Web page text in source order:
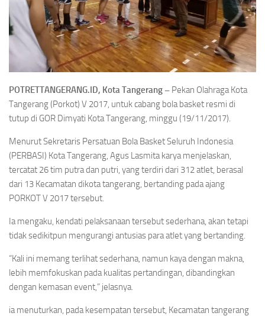
POTRETTANGERANG.ID, Kota Tangerang – Pekan Olahraga Kota
Tangerang (Porkot) V 2017, untuk cabang bola basket resmi di
tutup di GOR Dimyati Kota Tangerang, minggu (19/11/2017).
Menurut Sekretaris Persatuan Bola Basket Seluruh Indonesia
(PERBASI) Kota Tangerang, Agus Lasmita karya menjelaskan,
tercatat 26 tim putra dan putri, yang terdiri dari 312 atlet, berasal
dari 13 Kecamatan dikota tangerang, bertanding pada ajang
PORKOT V 2017 tersebut.
Ia mengaku, kendati pelaksanaan tersebut sederhana, akan tetapi
tidak sedikitpun mengurangi antusias para atlet yang bertanding.
“Kali ini memang terlihat sederhana, namun kaya dengan makna,
lebih memfokuskan pada kualitas pertandingan, dibandingkan
dengan kemasan event,” jelasnya.
ia menuturkan, pada kesempatan tersebut, Kecamatan tangerang